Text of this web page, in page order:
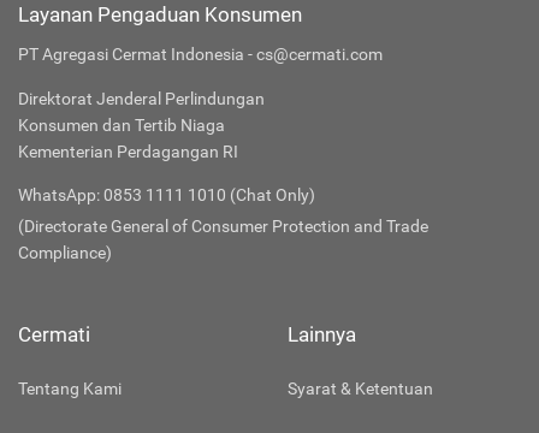
Layanan Pengaduan Konsumen
PT Agregasi Cermat Indonesia - cs@cermati.com
Direktorat Jenderal Perlindungan
Konsumen dan Tertib Niaga
Kementerian Perdagangan RI
WhatsApp: 0853 1111 1010 (Chat Only)
(Directorate General of Consumer Protection and Trade
Compliance)
Cermati
Tentang Kami
Lainnya
Syarat & Ketentuan